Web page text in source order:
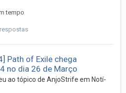
tempo
Path of Exile chega
no dia 26 de Março
ao tópico de AnjoStrife em Notí­